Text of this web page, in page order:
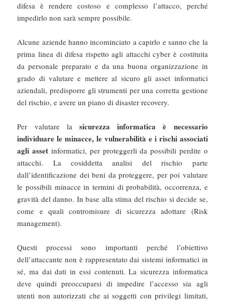
difesa è rendere costoso e complesso l’attacco, perché
impedirlo non sarà sempre possibile.
Alcune aziende hanno incominciato a capirlo e sanno che la
prima linea di difesa rispetto agli attacchi cyber è costituita
da personale preparato e da una buona organizzazione in
grado di valutare e mettere al sicuro gli asset informatici
aziendali, predisporre gli strumenti per una corretta gestione
del rischio, e avere un piano di disaster recovery.
Per valutare la sicurezza informatica è necessario
individuare le minacce, le vulnerabilità e i rischi associati
agli asset informatici, per proteggerli da possibili perdite o
attacchi. La cosiddetta analisi del rischio parte
dall’identificazione dei beni da proteggere, per poi valutare
le possibili minacce in termini di probabilità, occorrenza, e
gravità del danno. In base alla stima del rischio si decide se,
come e quali contromisure di sicurezza adottare (Risk
management).
Questi processi sono importanti perché l’obiettivo
dell’attaccante non è rappresentato dai sistemi informatici in
sé, ma dai dati in essi contenuti. La sicurezza informatica
deve quindi preoccuparsi di impedire l’accesso sia agli
utenti non autorizzati che ai soggetti con privilegi limitati,